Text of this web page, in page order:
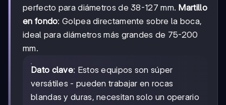
perfecto para diámetros de 38-127 mm. Martillo
en fondo: Golpea directamente sobre la boca,
ideal para diámetros más grandes de 75-200
mm.
Dato clave: Estos equipos son súper
versátiles - pueden trabajar en rocas
blandas y duras, necesitan solo un operario